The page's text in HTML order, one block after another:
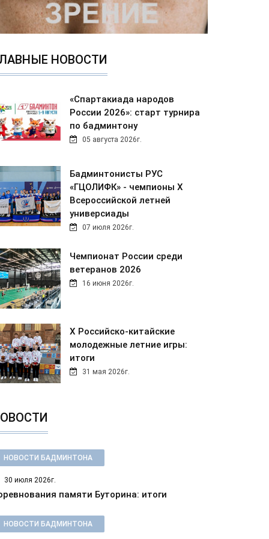
НОВОСТИ
«Спартакиада народов
России 2026»: старт турнира
по бадминтону
05 августа 2026г.
Бадминтонисты РУС
«ГЦОЛИФК» - чемпионы Х
Всероссийской летней
универсиады
07 июля 2026г.
Чемпионат России среди
ветеранов 2026
16 июня 2026г.
Х Российско-китайские
молодежные летние игры:
итоги
31 мая 2026г.
НОВОСТИ БАДМИНТОНА
30 июля 2026г.
памяти Буторина: итоги
НОВОСТИ БАДМИНТОНА